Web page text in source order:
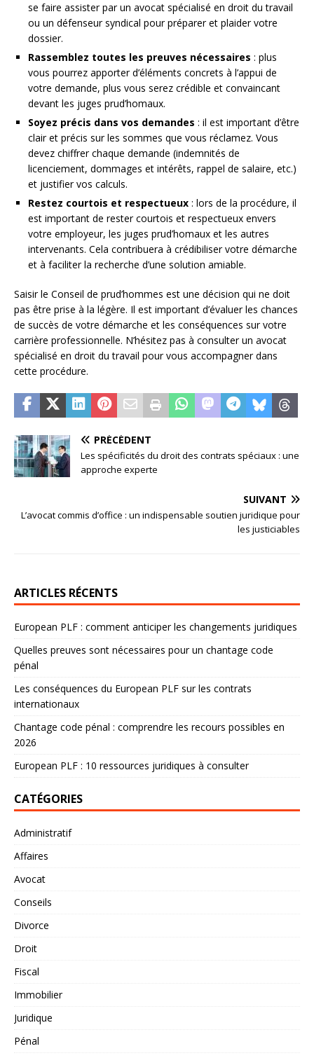
se faire assister par un avocat spécialisé en droit du travail
ou un défenseur syndical pour préparer et plaider votre
dossier.
Rassemblez toutes les preuves nécessaires : plus
vous pourrez apporter d’éléments concrets à l’appui de
votre demande, plus vous serez crédible et convaincant
devant les juges prud’homaux.
Soyez précis dans vos demandes : il est important d’être
clair et précis sur les sommes que vous réclamez. Vous
devez chiffrer chaque demande (indemnités de
licenciement, dommages et intérêts, rappel de salaire, etc.)
et justifier vos calculs.
Restez courtois et respectueux : lors de la procédure, il
est important de rester courtois et respectueux envers
votre employeur, les juges prud’homaux et les autres
intervenants. Cela contribuera à crédibiliser votre démarche
et à faciliter la recherche d’une solution amiable.
Saisir le Conseil de prud’hommes est une décision qui ne doit
pas être prise à la légère. Il est important d’évaluer les chances
de succès de votre démarche et les conséquences sur votre
carrière professionnelle. N’hésitez pas à consulter un avocat
spécialisé en droit du travail pour vous accompagner dans
cette procédure.
PRÉCÉDENT
Les spécificités du droit des contrats spéciaux : une
approche experte
SUIVANT
L’avocat commis d’office : un indispensable soutien juridique pour
les justiciables
ARTICLES RÉCENTS
European PLF : comment anticiper les changements juridiques
Quelles preuves sont nécessaires pour un chantage code
pénal
Les conséquences du European PLF sur les contrats
internationaux
Chantage code pénal : comprendre les recours possibles en
2026
European PLF : 10 ressources juridiques à consulter
CATÉGORIES
Administratif
Affaires
Avocat
Conseils
Divorce
Droit
Fiscal
Immobilier
Juridique
Pénal